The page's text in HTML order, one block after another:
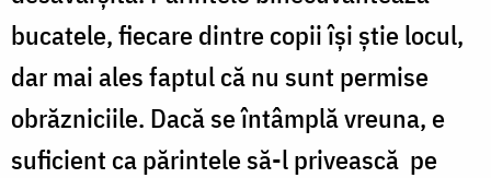
bucatele, fiecare dintre copii își știe locul,
dar mai ales faptul că nu sunt permise
obrăzniciile. Dacă se întâmplă vreuna, e
suficient ca părintele să-l privească pe